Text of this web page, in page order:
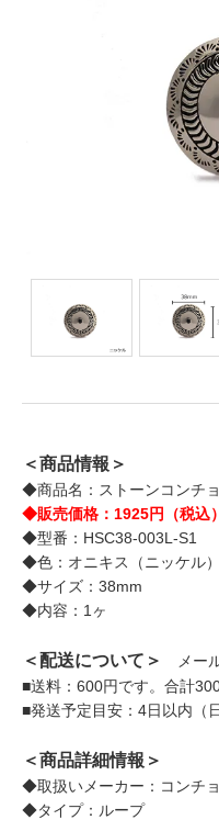
＜商品情報＞
◆商品名：ストーンコンチョ
◆販売価格：1925円（税込）
◆型番：HSC38-003L-S1
◆色：オニキス（ニッケル）
◆サイズ：38mm
◆内容：1ヶ
＜配送について＞
メー
■送料：600円です。合計
■発送予定目安：4日以内（
＜商品詳細情報＞
◆取扱いメーカー：コンチ
◆タイプ：ループ